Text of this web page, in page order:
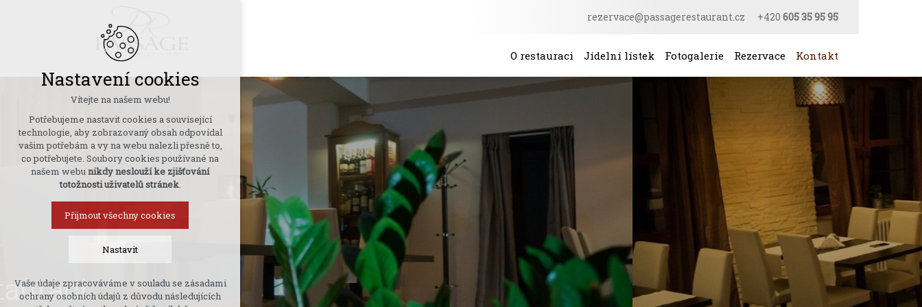
rezervace@passagerestaurant.cz +420 605 35 95 95
O restauraci Jídelní lístek Fotogalerie Rezervace Kontakt
Nastavení cookies
Vítejte na našem webu!
Potřebujeme nastavit cookies a související
technologie, aby zobrazovaný obsah odpovídal
vašim potřebám a vy na webu nalezli přesně to,
co potřebujete. Soubory cookies používané na
našem webunikdy neslouží ke zjišťování
totožnosti uživatelů stránek.
Přijmout všechny cookies
Nastavit
Technická cookies
Vaše údaje zpracováváme v souladu se zásadami
ochrany osobních údajů z důvodu následujících